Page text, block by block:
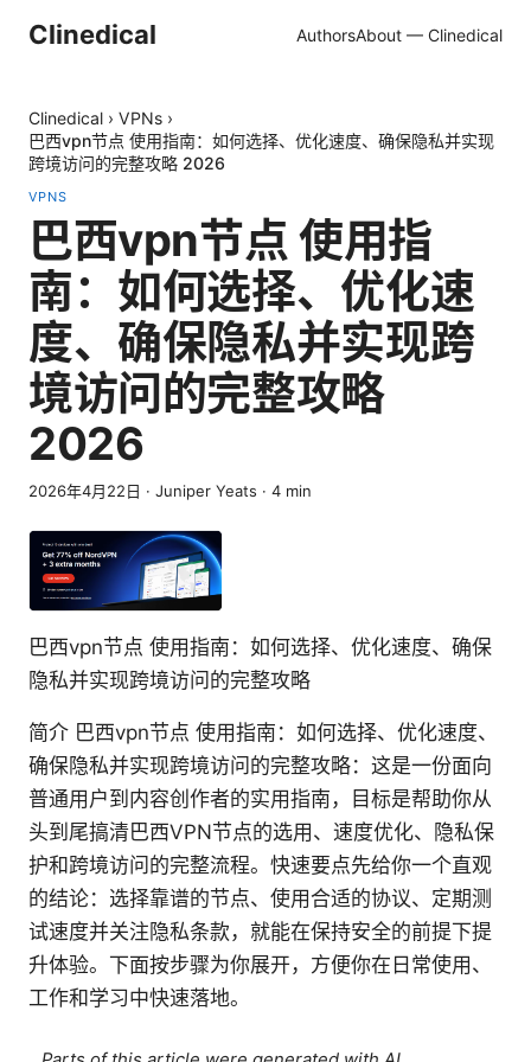
Clinedical AuthorsAbout — Clinedical
Clinedical › VPNs ›
巴西vpn节点 使用指南：如何选择、优化速度、确保隐私并实现
跨境访问的完整攻略 2026
VPNS
巴西vpn节点 使用指
南：如何选择、优化速
度、确保隐私并实现跨
境访问的完整攻略
2026
2026年4月22日 · Juniper Yeats · 4 min
巴西vpn节点 使用指南：如何选择、优化速度、确保
隐私并实现跨境访问的完整攻略
简介 巴西vpn节点 使用指南：如何选择、优化速度、
确保隐私并实现跨境访问的完整攻略：这是一份面向
普通用户到内容创作者的实用指南，目标是帮助你从
头到尾搞清巴西VPN节点的选用、速度优化、隐私保
护和跨境访问的完整流程。快速要点先给你一个直观
的结论：选择靠谱的节点、使用合适的协议、定期测
试速度并关注隐私条款，就能在保持安全的前提下提
升体验。下面按步骤为你展开，方便你在日常使用、
工作和学习中快速落地。